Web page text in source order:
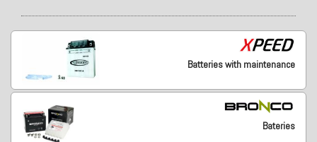
Batteries with maintenance
Bateries